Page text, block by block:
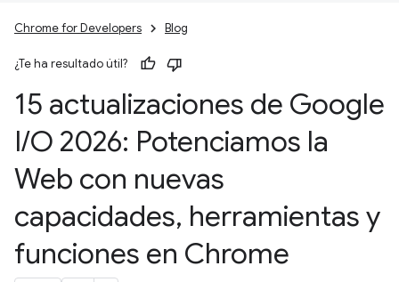
Chrome for Developers Blog
¿Te ha resultado útil?
15 actualizaciones de Google
I/O 2026: Potenciamos la
Web con nuevas
capacidades, herramientas y
funciones en Chrome